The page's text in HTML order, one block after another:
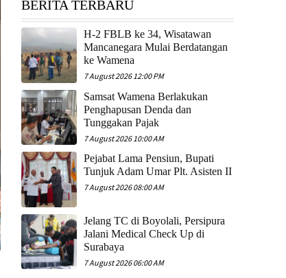
BERITA TERBARU
H-2 FBLB ke 34, Wisatawan
Mancanegara Mulai Berdatangan
ke Wamena
7 August 2026 12:00 PM
Samsat Wamena Berlakukan
Penghapusan Denda dan
Tunggakan Pajak
7 August 2026 10:00 AM
Pejabat Lama Pensiun, Bupati
Tunjuk Adam Umar Plt. Asisten II
7 August 2026 08:00 AM
Jelang TC di Boyolali, Persipura
Jalani Medical Check Up di
Surabaya
7 August 2026 06:00 AM